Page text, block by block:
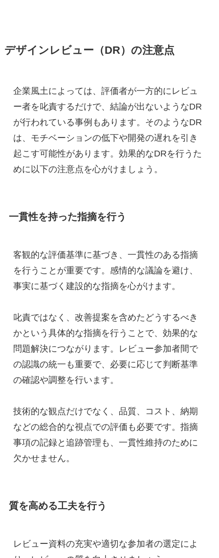
デザインレビュー（DR）の注意点
企業風土によっては、評価者が一方的にレビュ
ー者を叱責するだけで、結論が出ないようなDR
が行われている事例もあります。そのようなDR
は、モチベーションの低下や開発の遅れを引き
起こす可能性があります。効果的なDRを行うた
めに以下の注意点を心がけましょう。
一貫性を持った指摘を行う
客観的な評価基準に基づき、一貫性のある指摘
を行うことが重要です。感情的な議論を避け、
事実に基づく建設的な指摘を心がけます。
叱責ではなく、改善提案を含めたどうするべき
かという具体的な指摘を行うことで、効果的な
問題解決につながります。レビュー参加者間で
の認識の統一も重要で、必要に応じて判断基準
の確認や調整を行います。
技術的な観点だけでなく、品質、コスト、納期
などの総合的な視点での評価も必要です。指摘
事項の記録と追跡管理も、一貫性維持のために
欠かせません。
質を高める工夫を行う
レビュー資料の充実や適切な参加者の選定によ